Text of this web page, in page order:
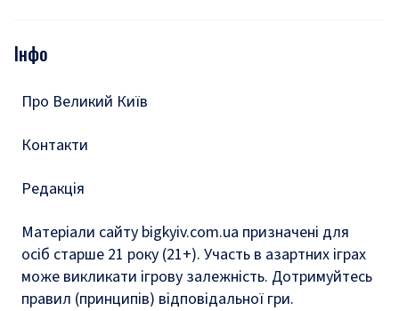
Подкасти
Тести
Інфо
Про Великий Київ
Контакти
Редакція
Матеріали сайту bigkyiv.com.ua призначені для
осіб старше 21 року (21+). Участь в азартних іграх
може викликати ігрову залежність. Дотримуйтесь
правил (принципів) відповідальної гри.